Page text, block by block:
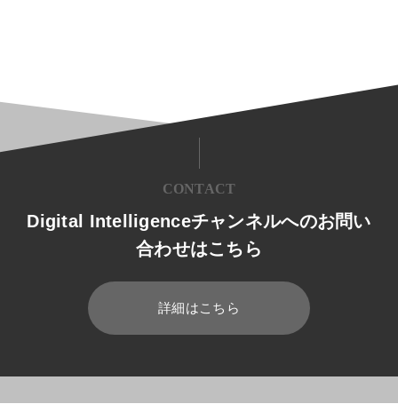
CONTACT
Digital Intelligenceチャンネルへのお問い
合わせはこちら
詳細はこちら